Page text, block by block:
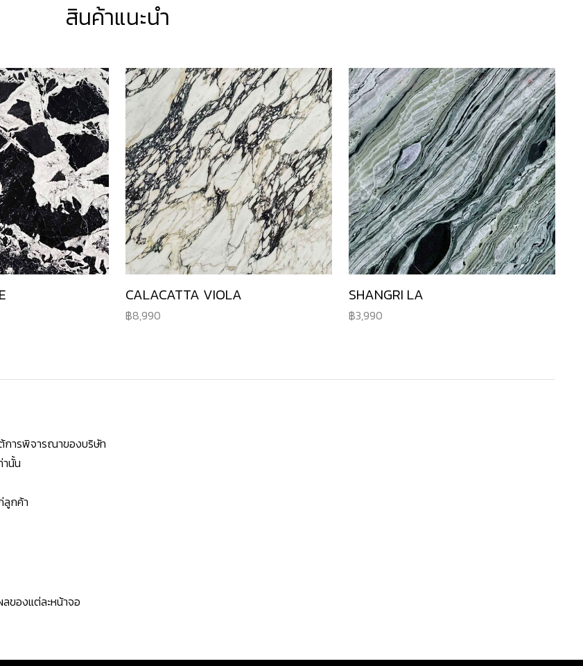
สินค้าแนะนำ
CALACATTA VIOLA
8,990
SHANGRI LA
3,990
การพิจารณาของบริษัท
นั้น
ลูกค้า
ของแต่ละหน้าจอ